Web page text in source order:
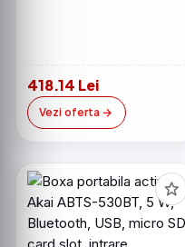
418.14 Lei
Vezi oferta